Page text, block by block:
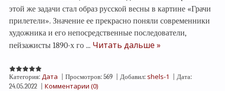
этой же зада­чи стал образ русской весны в картине «Грачи
прилетели». Значение ее прекрасно поняли современники
художника и его непосредственные по­следователи,
пейзажисты 1890-х го ... Читать дальше »
Категория: Дата Просмотров: 569 Добавил: shels-1
Дата:
24.05.2022
Комментарии (0)